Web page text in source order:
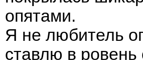
опятами.
Я не любитель
ставлю в ровень